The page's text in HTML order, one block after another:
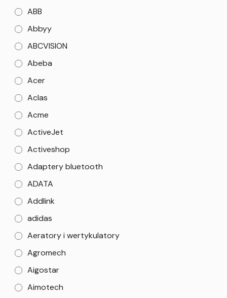
ABB
Abbyy
ABCVISION
Abeba
Acer
Aclas
Acme
ActiveJet
Activeshop
Adaptery bluetooth
ADATA
Addlink
adidas
Aeratory i wertykulatory
Agromech
Aigostar
Aimotech